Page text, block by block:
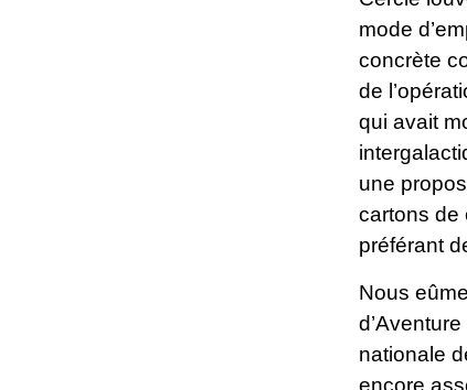
mode
concrète
de
qui avait
une
cartons de
préférant
Nous
nationale
encore